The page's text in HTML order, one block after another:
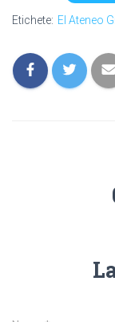
Etichete: El Ateneo